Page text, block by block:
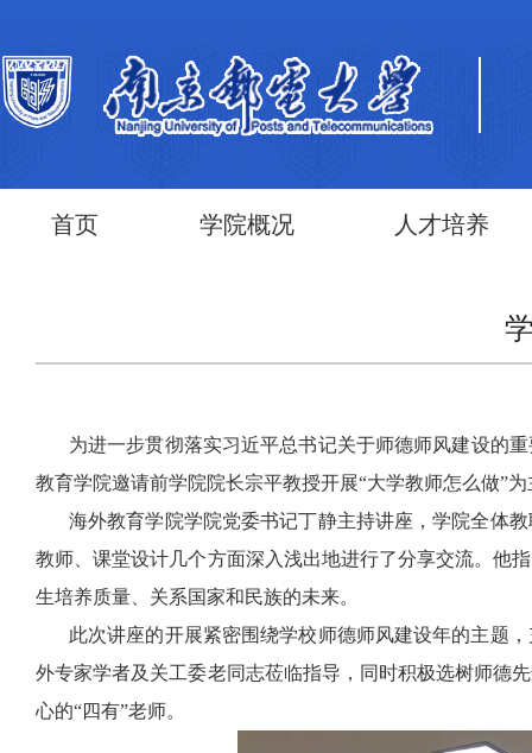
首页 学院概况 人才培养
为进一步贯彻落实习近平总书记关于师德师风建设的
教育学院邀请前学院院长宗平教授开展“大学教师怎么做”
海外教育学院学院党委书记丁静主持讲座，学院全体
教师、课堂设计几个方面深入浅出地进行了分享交流。他
生培养质量、关系国家和民族的未来。
此次讲座的开展紧密围绕学校师德师风建设年的主题
外专家学者及关工委老同志莅临指导，同时积极选树师德
心的“四有”老师。